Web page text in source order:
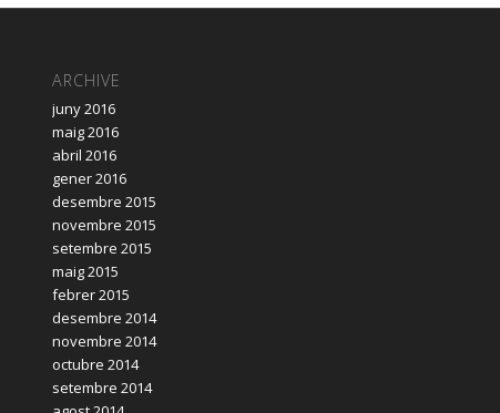
ARCHIVE
juny 2016
maig 2016
abril 2016
gener 2016
desembre 2015
novembre 2015
setembre 2015
maig 2015
febrer 2015
desembre 2014
novembre 2014
octubre 2014
setembre 2014